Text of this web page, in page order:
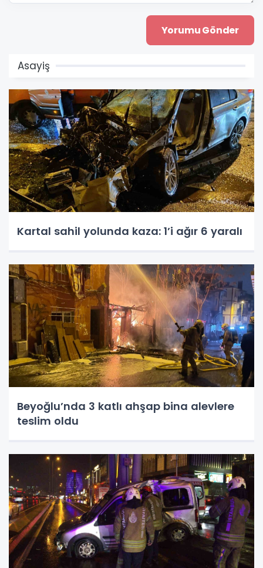
Asayiş
Kartal sahil yolunda kaza: 1’i ağır 6 yaralı
Beyoğlu’nda 3 katlı ahşap bina alevlere
teslim oldu